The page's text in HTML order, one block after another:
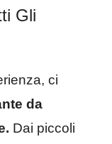
Gli
ci
da
Dai piccoli